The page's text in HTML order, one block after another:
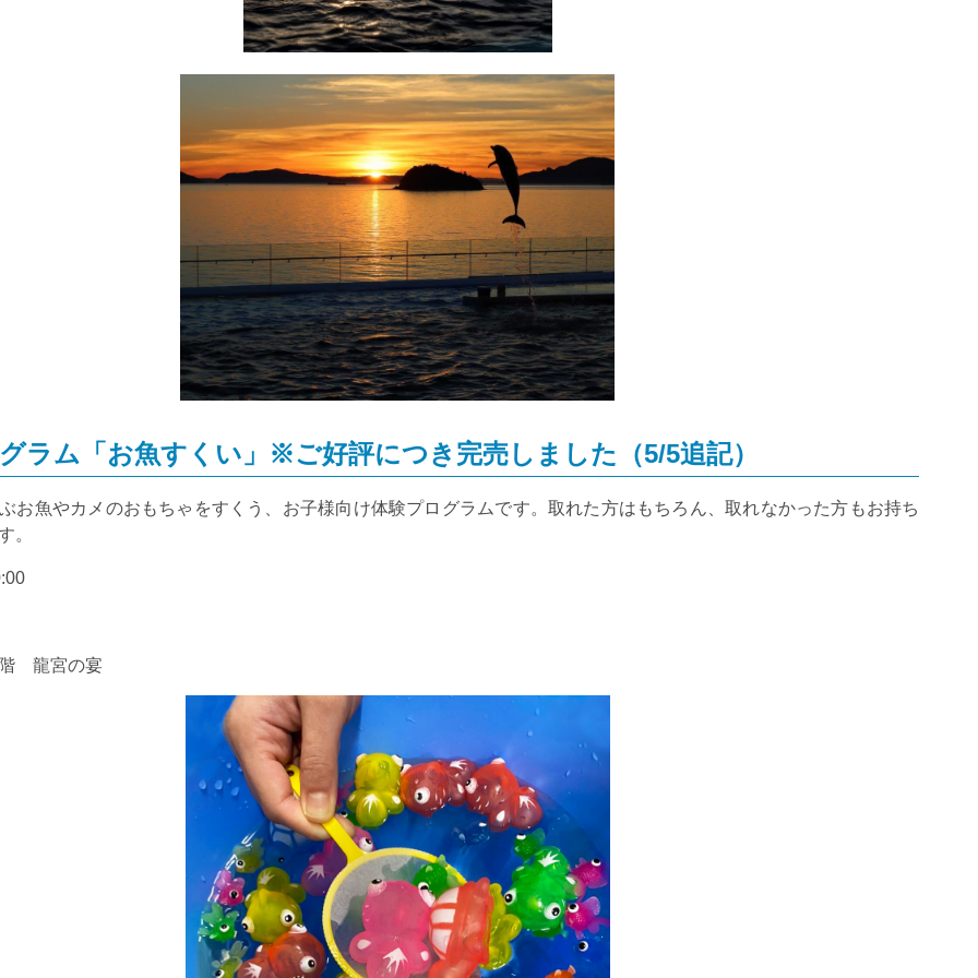
ラム「お魚すくい」※ご好評につき完売しました（5/5追記）
お魚やカメのおもちゃをすくう、お子様向け体験プログラムです。取れた方はもちろん、取れなかった方もお持ち
。
龍宮の宴